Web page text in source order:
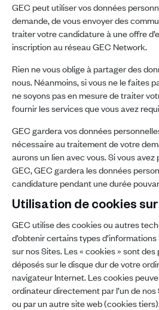
GEC peut utiliser vos données
demande, de vous envoyer des
traiter votre candidature à une offre
inscription au réseau GEC Network.
Rien ne vous oblige à partager des
nous. Néanmoins, si vous ne le faites
ne soyons pas en mesure de traiter
fournir les services que vous avez
GEC gardera vos données
nécessaire au traitement de votre
aurons un lien avec vous. Si vous
GEC, GEC gardera les données
candidature pendant une durée
Utilisation de cookies
GEC utilise des cookies ou autres
d’obtenir certains types
sur nos Sites. Les « cookies » sont
déposés sur le disque dur de votre
navigateur Internet. Les cookies
ordinateur directement par l’un de
ou par un autre site web (cookies